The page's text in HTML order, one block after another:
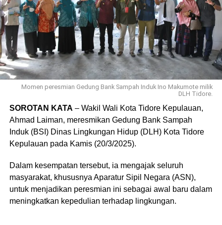
Momen peresmian Gedung Bank Sampah Induk Ino Makumote milik
DLH Tidore.
SOROTAN KATA – Wakil Wali Kota Tidore Kepulauan,
Ahmad Laiman, meresmikan Gedung Bank Sampah
Induk (BSI) Dinas Lingkungan Hidup (DLH) Kota Tidore
Kepulauan pada Kamis (20/3/2025).
Dalam kesempatan tersebut, ia mengajak seluruh
masyarakat, khususnya Aparatur Sipil Negara (ASN),
untuk menjadikan peresmian ini sebagai awal baru dalam
meningkatkan kepedulian terhadap lingkungan.